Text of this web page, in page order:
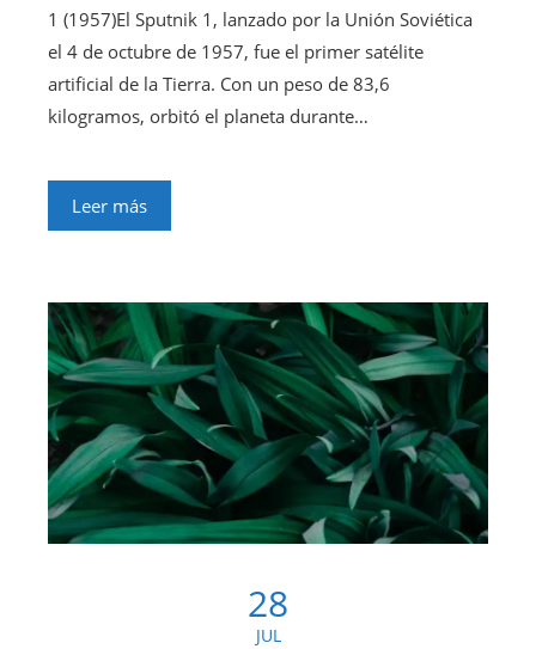
1 (1957)El Sputnik 1, lanzado por la Unión Soviética
el 4 de octubre de 1957, fue el primer satélite
artificial de la Tierra. Con un peso de 83,6
kilogramos, orbitó el planeta durante…
Leer más
28
JUL